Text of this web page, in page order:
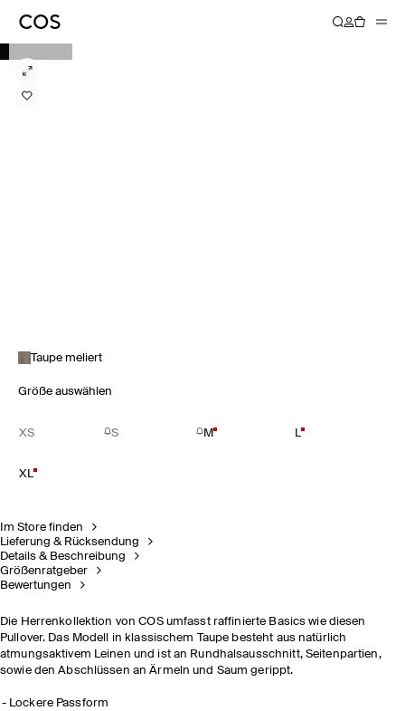
Taupe meliert
Größe auswählen
XS S M L
XL
Im Store finden
Lieferung & Rücksendung
Details & Beschreibung
Größenratgeber
Bewertungen
Die Herrenkollektion von COS umfasst raffinierte Basics wie diesen
Pullover. Das Modell in klassischem Taupe besteht aus natürlich
atmungsaktivem Leinen und ist an Rundhalsausschnitt, Seitenpartien,
sowie den Abschlüssen an Ärmeln und Saum gerippt.
Lockere Passform